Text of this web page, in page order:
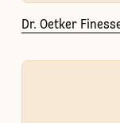
Dr. Oetker